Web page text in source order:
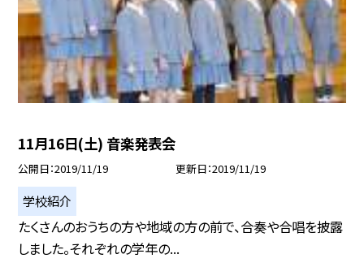
11月16日(土) 音楽発表会
公開日 2019/11/19 更新日 2019/11/19
学校紹介
たくさんのおうちの方や地域の方の前で、合奏や合唱を披露
しました。それぞれの学年の...